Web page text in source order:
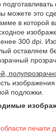
можете это
в которой
300 dpi.
оставляем
изображения
подложки.
печати